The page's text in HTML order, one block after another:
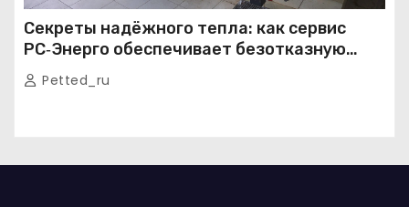
Секреты надёжного тепла: как сервис
РС‑Энерго обеспечивает безотказную
работу котельных в Москве и Подмосковье
Petted_ru